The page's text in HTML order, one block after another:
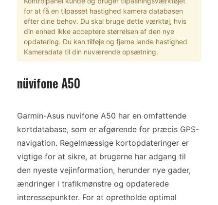
for at få en tilpasset hastighed kamera databasen
efter dine behov. Du skal bruge dette værktøj, hvis
din enhed ikke acceptere størrelsen af den nye
opdatering. Du kan tilføje og fjerne lande hastighed
Kameradata til din nuværende opsætning.
nüvifone A50
Garmin-Asus nuvifone A50 har en omfattende
kortdatabase, som er afgørende for præcis GPS-
navigation. Regelmæssige kortopdateringer er
vigtige for at sikre, at brugerne har adgang til
den nyeste vejinformation, herunder nye gader,
ændringer i trafikmønstre og opdaterede
interessepunkter. For at opretholde optimal